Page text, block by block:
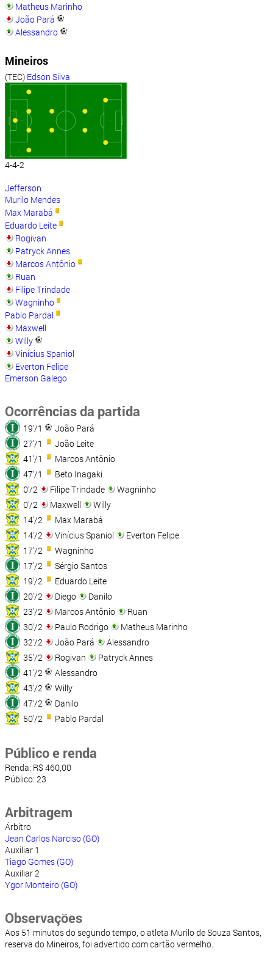
Matheus Marinho
João Pará
Alessandro
Mineiros
(TEC) Edson Silva
4-4-2
Jefferson
Murilo Mendes
Max Marabá
Eduardo Leite
Rogivan
Patryck Annes
Marcos Antônio
Ruan
Filipe Trindade
Wagninho
Pablo Pardal
Maxwell
Willy
Vinícius Spaniol
Everton Felipe
Emerson Galego
Ocorrências da partida
19'/1
João Pará
27'/1
João Leite
41'/1
Marcos Antônio
47'/1
Beto Inagaki
0'/2
Filipe Trindade
Wagninho
0'/2
Maxwell
Willy
14'/2
Max Marabá
14'/2
Vinícius Spaniol
Everton Felipe
17'/2
Wagninho
17'/2
Sérgio Santos
19'/2
Eduardo Leite
20'/2
Diego
Danilo
23'/2
Marcos Antônio
Ruan
30'/2
Paulo Rodrigo
Matheus Marinho
32'/2
João Pará
Alessandro
35'/2
Rogivan
Patryck Annes
41'/2
Alessandro
43'/2
Willy
47'/2
Danilo
50'/2
Pablo Pardal
Público e renda
Renda: R$ 460,00
Público: 23
Arbitragem
Árbitro
Jean Carlos Narciso (GO)
Auxiliar 1
Tiago Gomes (GO)
Auxiliar 2
Ygor Monteiro (GO)
Observações
Aos 51 minutos do segundo tempo, o atleta Murilo de Souza Santos,
reserva do Mineiros, foi advertido com cartão vermelho.